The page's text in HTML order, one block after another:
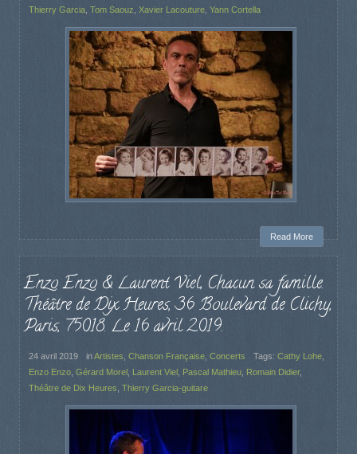
Thierry Garcia Tom Saouz Xavier Lacouture Yann Cortella
Read More
Enzo Enzo & Laurent Viel, Chacun sa famille.
Théâtre de Dix Heures, 36 Boulevard de Clichy,
Paris, 75018. Le 16 avril 2019.
24 avril 2019 inArtistes Chanson Française Concerts Tags: Cathy Lohe
Enzo Enzo Gérard Morel Laurent Viel Pascal Mathieu Romain Didier,
Théâtre de Dix Heures Thierry Garcia-guitare